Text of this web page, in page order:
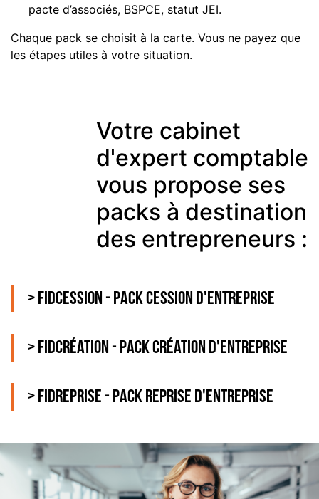
pacte d’associés, BSPCE, statut JEI.
Chaque pack se choisit à la carte. Vous ne payez que
les étapes utiles à votre situation.
Votre cabinet
d'expert comptable
vous propose ses
packs à destination
des entrepreneurs :
> Fidcession - Pack cession d'entreprise
> Fidcréation - Pack création d'entreprise
> Fidreprise - Pack reprise d'entreprise